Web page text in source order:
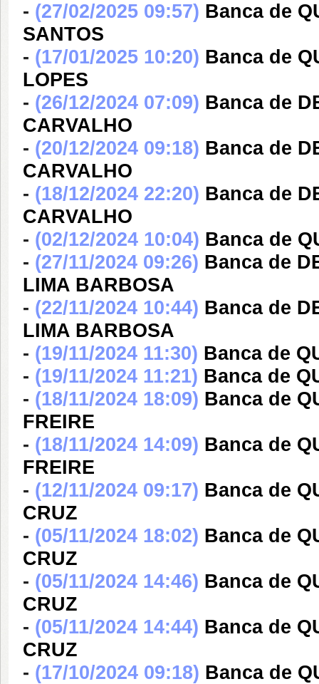
- (27/02/2025 09:57) Banca de
SANTOS
- (17/01/2025 10:20) Banca de
LOPES
- (26/12/2024 07:09) Banca de
CARVALHO
- (20/12/2024 09:18) Banca de
CARVALHO
- (18/12/2024 22:20) Banca de
CARVALHO
- (02/12/2024 10:04) Banca de
- (27/11/2024 09:26) Banca de
LIMA BARBOSA
- (22/11/2024 10:44) Banca de
LIMA BARBOSA
- (19/11/2024 11:30) Banca de
- (19/11/2024 11:21) Banca de
- (18/11/2024 18:09) Banca de
FREIRE
- (18/11/2024 14:09) Banca de
FREIRE
- (12/11/2024 09:17) Banca de
CRUZ
- (05/11/2024 18:02) Banca de
CRUZ
- (05/11/2024 14:46) Banca de
CRUZ
- (05/11/2024 14:44) Banca de
CRUZ
- (17/10/2024 09:18) Banca de